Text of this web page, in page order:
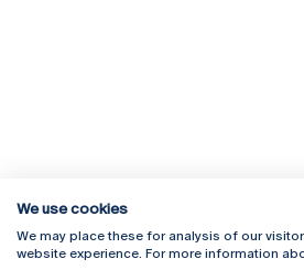
Rua Diogo Botelho
We use cookies
We may place these for analysis of our
website experience. For more information